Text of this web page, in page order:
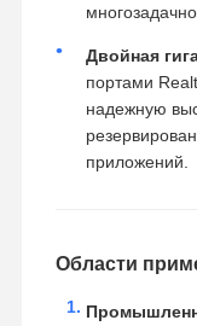
Двойная
портами
надежную
приложений.
Области